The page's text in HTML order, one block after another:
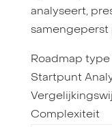
analyseert,
samengeperst
Roadmap type
Startpunt
Complexiteit